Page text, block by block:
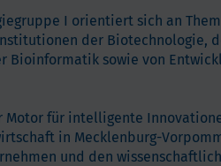
I orientiert sich an
der Biotechnologie,
Bioinformatik sowie von
Motor für intelligente
in Mecklenburg-
und den